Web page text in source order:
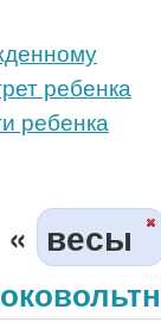
ребенка
ребенка
весы